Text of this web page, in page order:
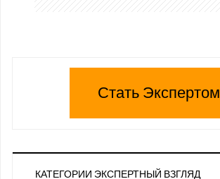
Стать Экспертом
КАТЕГОРИИ ЭКСПЕРТНЫЙ ВЗГЛЯД